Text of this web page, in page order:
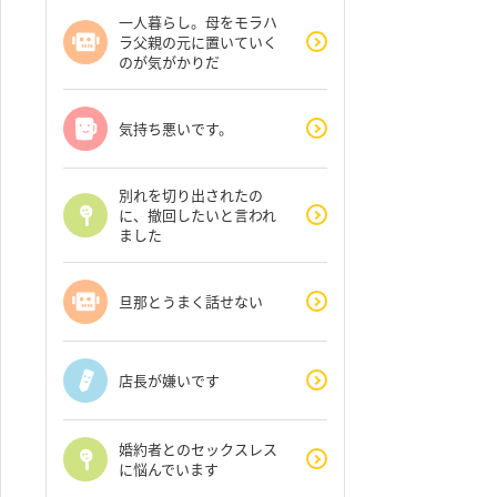
一人暮らし。母をモラハ
ラ父親の元に置いていく
のが気がかりだ
気持ち悪いです。
別れを切り出されたの
に、撤回したいと言われ
ました
旦那とうまく話せない
店長が嫌いです
婚約者とのセックスレス
に悩んでいます